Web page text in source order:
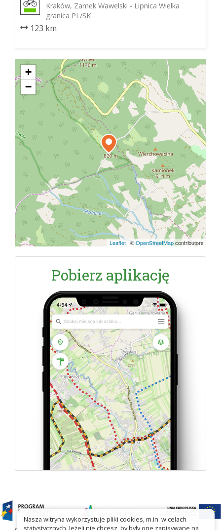
Kraków, Zamek Wawelski - Lipnica Wielka
granica PL/SK
123 km
+
−
Leaflet | ©OpenStreetMapcontributors
Pobierz aplikację
Nasza witryna wykorzystuje pliki cookies, m.in. w celach